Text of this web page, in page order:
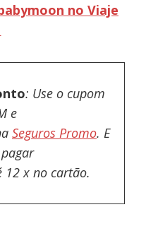
no Viaje
: Use o cupom
e
Seguros Promo. E
x no cartão.